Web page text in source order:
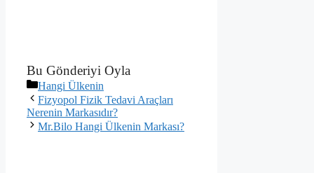
Bu Gönderiyi Oyla
Kategoriler
Hangi Ülkenin
Fizyopol Fizik Tedavi Araçları
Nerenin Markasıdır?
Mr.Bilo Hangi Ülkenin Markası?